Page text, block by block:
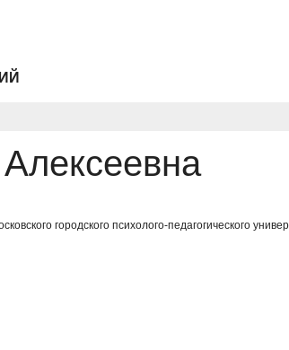
городского психолого-педагогического